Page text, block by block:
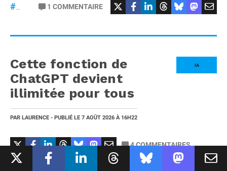
#osmopocket4P
1 COMMENTAIRE
IA
Cette fonction de
ChatGPT devient
illimitée pour tous
PAR LAURENCE - PUBLIÉ LE 7 AOÛT 2026 À 16H22
4COMMENTAIRES